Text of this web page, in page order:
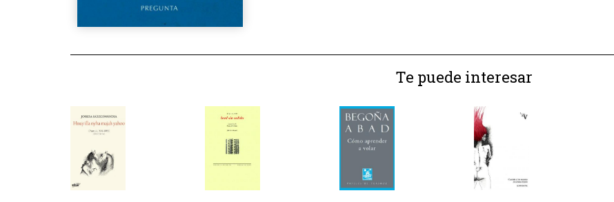
Te puede interesar